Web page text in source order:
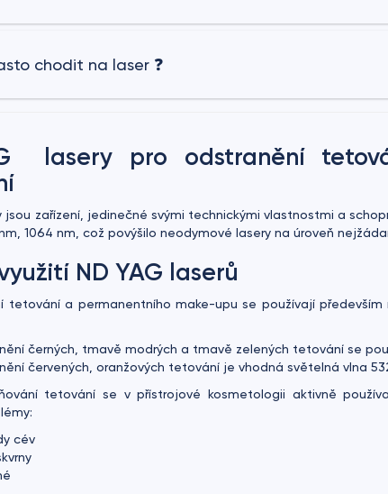
chodit na laser ❓
lasery pro odstranění
jsou zařízení, jedinečné svými technickými vlastnostmi a
1064 nm, což povýšilo neodymové lasery na úroveň
ND YAG laserů
tetování a permanentního make-upu se používají
černých, tmavě modrých a tmavě zelených tetování se
červených, oranžových tetování je vhodná světelná vlna
tetování se v přístrojové kosmetologii aktivně
cév